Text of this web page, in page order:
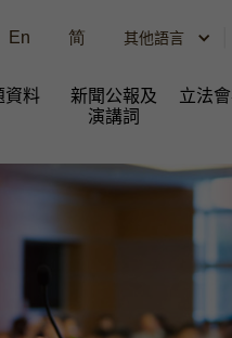
En 简 其他語言
資料
新聞公報及
演講詞
立法